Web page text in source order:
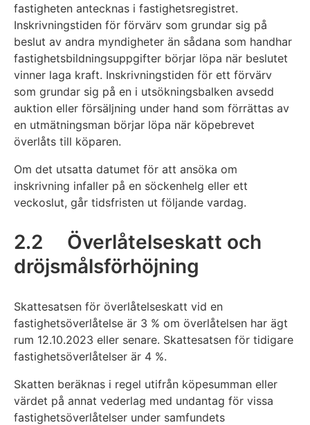
fastigheten antecknas i fastighetsregistret.
Inskrivningstiden för förvärv som grundar sig på
beslut av andra myndigheter än sådana som handhar
fastighetsbildningsuppgifter börjar löpa när beslutet
vinner laga kraft. Inskrivningstiden för ett förvärv
som grundar sig på en i utsökningsbalken avsedd
auktion eller försäljning under hand som förrättas av
en utmätningsman börjar löpa när köpebrevet
överlåts till köparen.
Om det utsatta datumet för att ansöka om
inskrivning infaller på en söckenhelg eller ett
veckoslut, går tidsfristen ut följande vardag.
2.2 Överlåtelseskatt och
dröjsmålsförhöjning
Skattesatsen för överlåtelseskatt vid en
fastighetsöverlåtelse är 3 % om överlåtelsen har ägt
rum 12.10.2023 eller senare. Skattesatsen för tidigare
fastighetsöverlåtelser är 4 %.
Skatten beräknas i regel utifrån köpesumman eller
värdet på annat vederlag med undantag för vissa
fastighetsöverlåtelser under samfundets